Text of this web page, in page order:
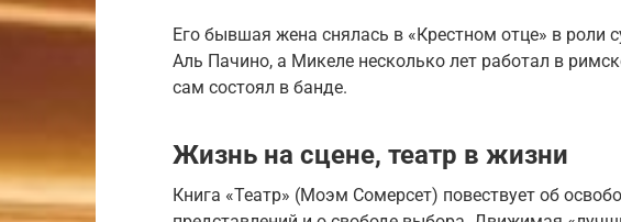
Его бывшая жена снялась в «Крестном отце» в роли
Аль Пачино, а Микеле несколько лет работал в
сам состоял в банде.
Жизнь на сцене, театр в жизни
Книга «Театр» (Моэм Сомерсет) повествует об